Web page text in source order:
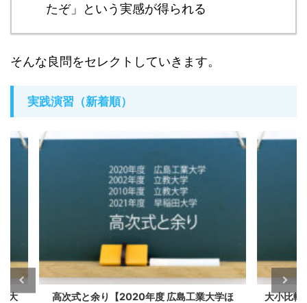
たぞ」という実感が得られる
そんな良問をセレクトしていきます。
実践演習（新着順）
学ほ
大小比較【視覚化の工夫】【2004年度 名古
複素